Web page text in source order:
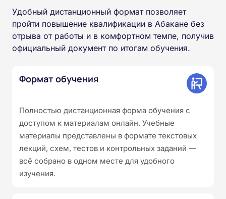
Удобный дистанционный формат позволяет
пройти повышение квалификации в Абакане без
отрыва от работы и в комфортном темпе, получив
официальный документ по итогам обучения.
Формат обучения
Полностью дистанционная форма обучения с
доступом к материалам онлайн. Учебные
материалы представлены в формате текстовых
лекций, схем, тестов и контрольных заданий —
всё собрано в одном месте для удобного
изучения.